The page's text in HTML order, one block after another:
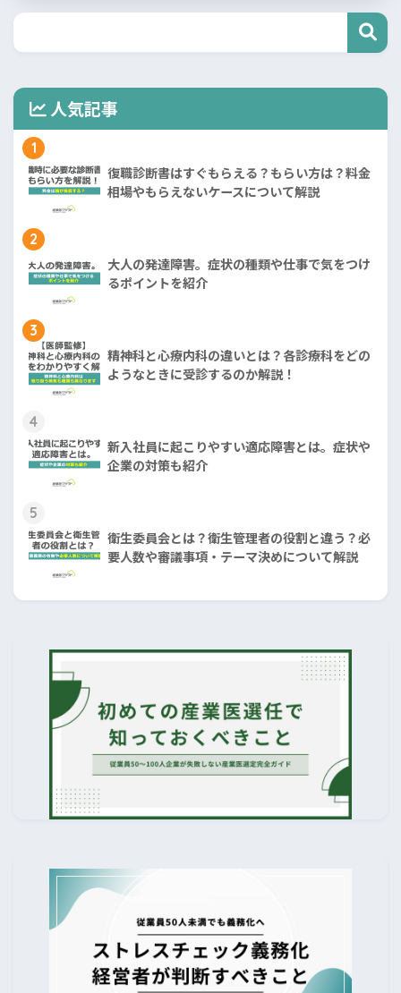
人気記事
1
復職診断書はすぐもらえる？もらい方は？料金
相場やもらえないケースについて解説
2
大人の発達障害。症状の種類や仕事で気をつけ
るポイントを紹介
3
精神科と心療内科の違いとは？各診療科をどの
ようなときに受診するのか解説！
4
新入社員に起こりやすい適応障害とは。症状や
企業の対策も紹介
5
衛生委員会とは？衛生管理者の役割と違う？必
要人数や審議事項・テーマ決めについて解説